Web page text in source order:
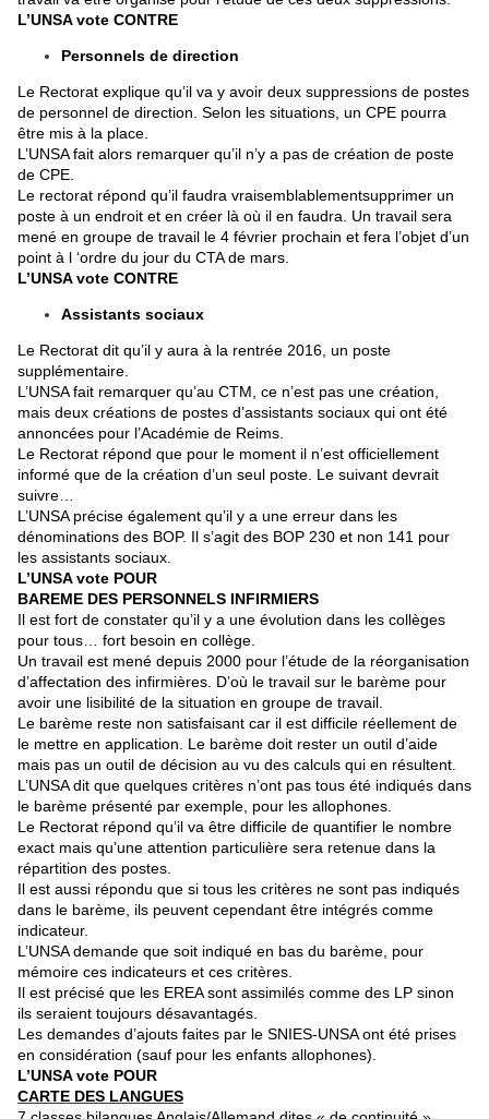
L’UNSA vote CONTRE
Personnels de direction
Le Rectorat explique qu’il va y avoir deux suppressions de postes
de personnel de direction. Selon les situations, un CPE pourra
être mis à la place.
L’UNSA fait alors remarquer qu’il n’y a pas de création de poste
de CPE.
Le rectorat répond qu’il faudra vraisemblablementsupprimer un
poste à un endroit et en créer là où il en faudra. Un travail sera
mené en groupe de travail le 4 février prochain et fera l’objet d’un
point à l ‘ordre du jour du CTA de mars.
L’UNSA vote CONTRE
Assistants sociaux
Le Rectorat dit qu’il y aura à la rentrée 2016, un poste
supplémentaire.
L’UNSA fait remarquer qu’au CTM, ce n’est pas une création,
mais deux créations de postes d’assistants sociaux qui ont été
annoncées pour l’Académie de Reims.
Le Rectorat répond que pour le moment il n’est officiellement
informé que de la création d’un seul poste. Le suivant devrait
suivre…
L’UNSA précise également qu’il y a une erreur dans les
dénominations des BOP. Il s’agit des BOP 230 et non 141 pour
les assistants sociaux.
L’UNSA vote POUR
BAREME DES PERSONNELS INFIRMIERS
Il est fort de constater qu’il y a une évolution dans les collèges
pour tous… fort besoin en collège.
Un travail est mené depuis 2000 pour l’étude de la réorganisation
d’affectation des infirmières. D’où le travail sur le barème pour
avoir une lisibilité de la situation en groupe de travail.
Le barème reste non satisfaisant car il est difficile réellement de
le mettre en application. Le barème doit rester un outil d’aide
mais pas un outil de décision au vu des calculs qui en résultent.
L’UNSA dit que quelques critères n’ont pas tous été indiqués dans
le barème présenté par exemple, pour les allophones.
Le Rectorat répond qu’il va être difficile de quantifier le nombre
exact mais qu’une attention particulière sera retenue dans la
répartition des postes.
Il est aussi répondu que si tous les critères ne sont pas indiqués
dans le barème, ils peuvent cependant être intégrés comme
indicateur.
L’UNSA demande que soit indiqué en bas du barème, pour
mémoire ces indicateurs et ces critères.
Il est précisé que les EREA sont assimilés comme des LP sinon
ils seraient toujours désavantagés.
Les demandes d’ajouts faites par le SNIES-UNSA ont été prises
en considération (sauf pour les enfants allophones).
L’UNSA vote POUR
CARTE DES LANGUES